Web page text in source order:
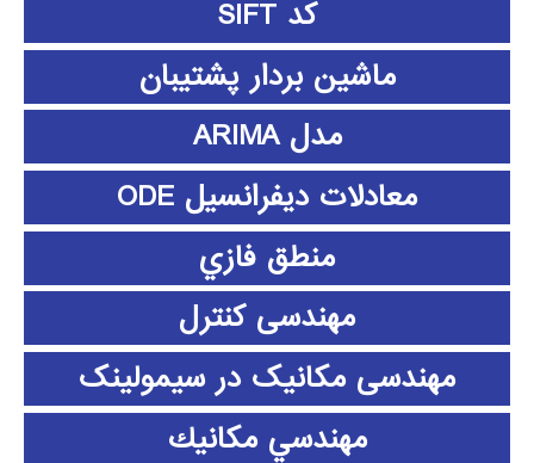
کد SIFT
ماشین بردار پشتیبان
مدل ARIMA
معادلات دیفرانسیل ODE
منطق فازي
مهندسی کنترل
مهندسی مکانیک در سیمولینک
مهندسي مكانيك